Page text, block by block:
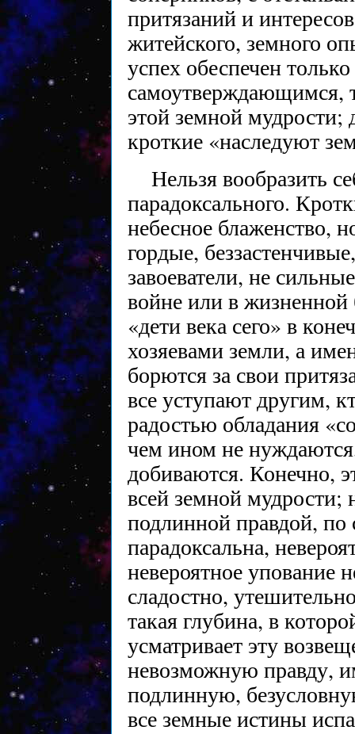
притязаний и
житейского, земного
успех обеспечен
самоутверждающимся,
этой земной мудрости;
кроткие «наследуют
Нельзя вообразить
парадоксального.
небесное блаженство,
гордые,
завоеватели, не
войне или в
«дети века сего» в
хозяевами земли, а
борются за свои
все уступают другим,
радостью обладания
чем ином не
добиваются. Конечно,
всей земной мудрости;
подлинной правдой,
парадоксальна,
невероятное упование
сладостно,
такая глубина, в
усматривает эту
невозможную правду,
подлинную,
все земные истины